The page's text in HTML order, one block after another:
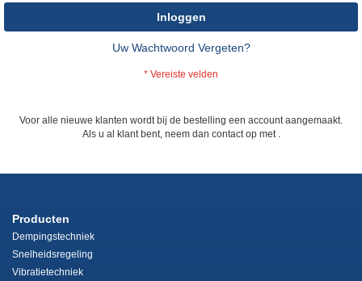
Inloggen
Uw Wachtwoord Vergeten?
Voor alle nieuwe klanten wordt bij de bestelling een account aangemaakt.
Als u al klant bent, neem dan contact op met .
Producten
Dempingstechniek
Snelheidsregeling
Vibratietechniek